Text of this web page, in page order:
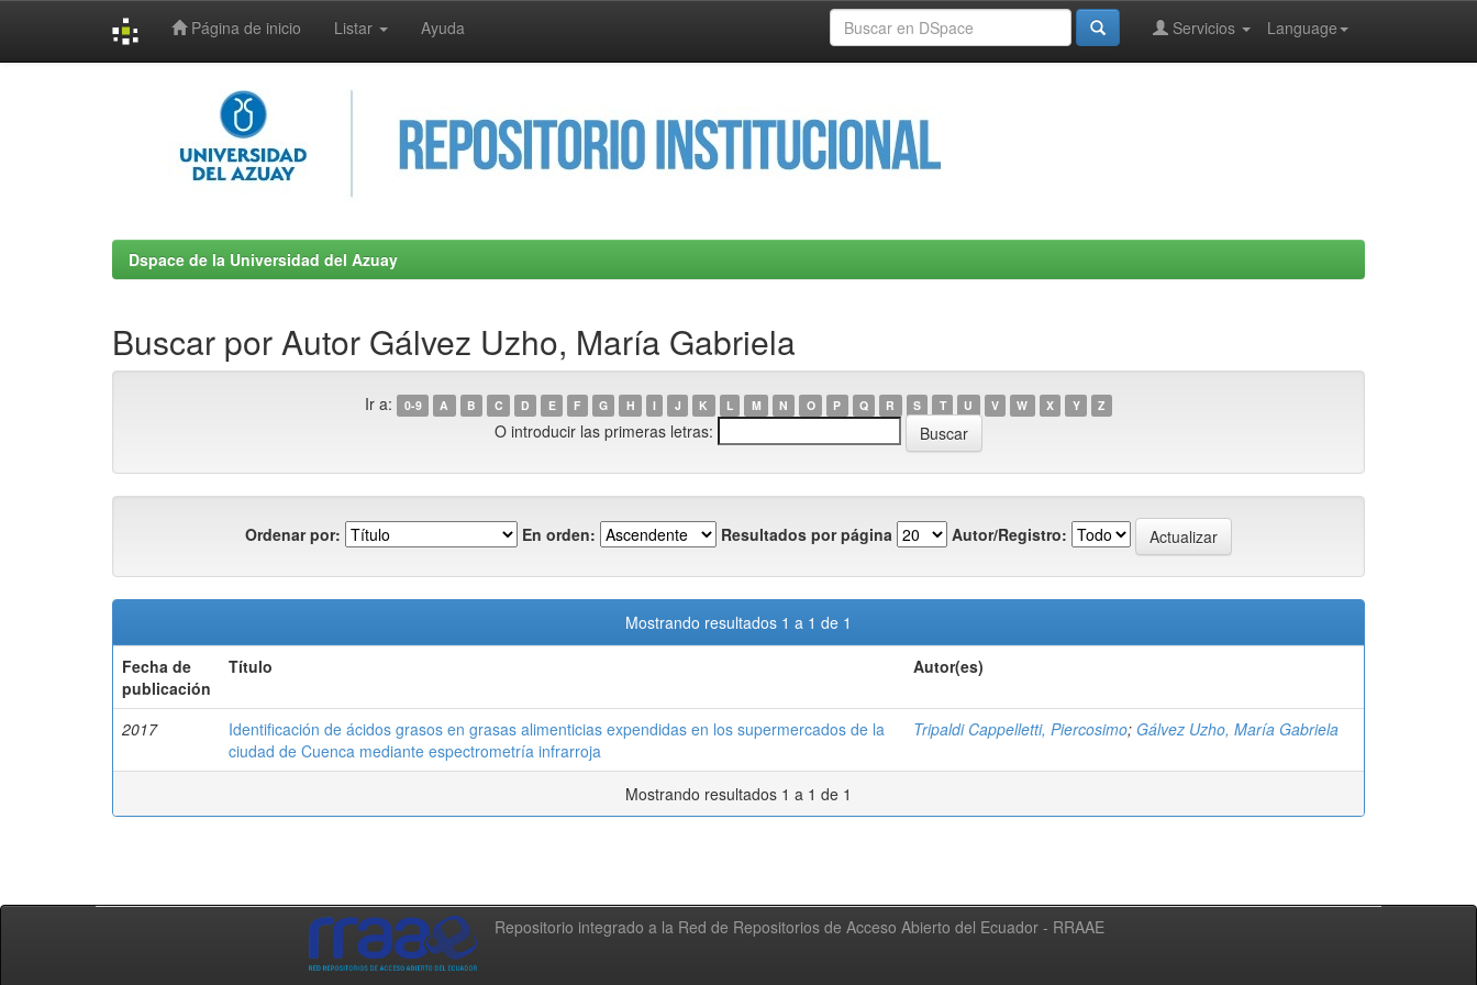
Página de inicio Listar Ayuda Language
Servicios
Dspace de la Universidad del Azuay
Buscar por Autor Gálvez Uzho, María Gabriela
Ir a: 0-9 A B C D E F G H I J K L M N O P Q R S T U V W X Y Z
O introducir las primeras letras:
Ordenar por: En orden: Resultados por página Autor/Registro:
Mostrando resultados 1 a 1 de 1
Fecha de
publicación
Título Autor(es)
2017
Identificación de ácidos grasos en grasas alimenticias expendidas en los supermercados de la
ciudad de Cuenca mediante espectrometría infrarroja
Tripaldi Cappelletti, Piercosimo; Gálvez Uzho, María Gabriela
Mostrando resultados 1 a 1 de 1
Repositorio integrado a la Red de Repositorios de Acceso Abierto del Ecuador - RRAAE